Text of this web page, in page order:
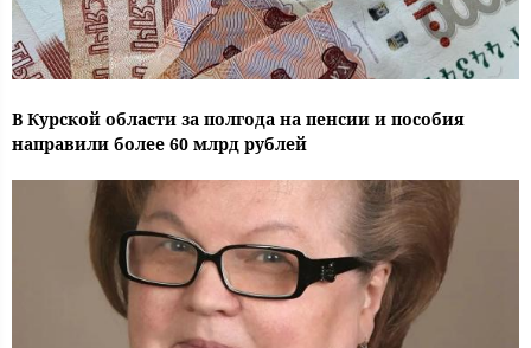
В Курской области за полгода на пенсии и пособия
направили более 60 млрд рублей